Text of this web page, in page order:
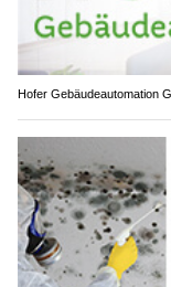
Hofer Gebäudeautomation